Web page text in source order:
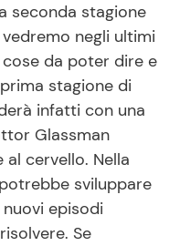
seconda stagione
negli ultimi
da poter dire e
stagione di
infatti con una
Glassman
cervello. Nella
sviluppare
episodi
Se